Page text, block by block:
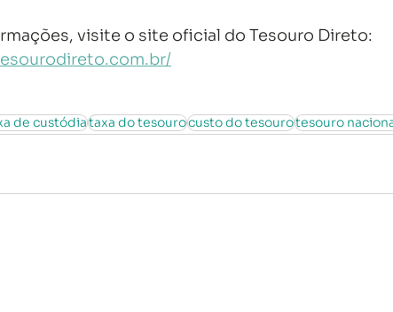
visite o site oficial do Tesouro Direto:
de custódiataxa do tesourocusto do tesourotesouro